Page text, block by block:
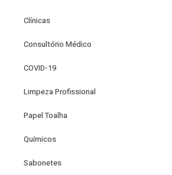
Clínicas
Consultório Médico
COVID-19
Limpeza Profissional
Papel Toalha
Químicos
Sabonetes